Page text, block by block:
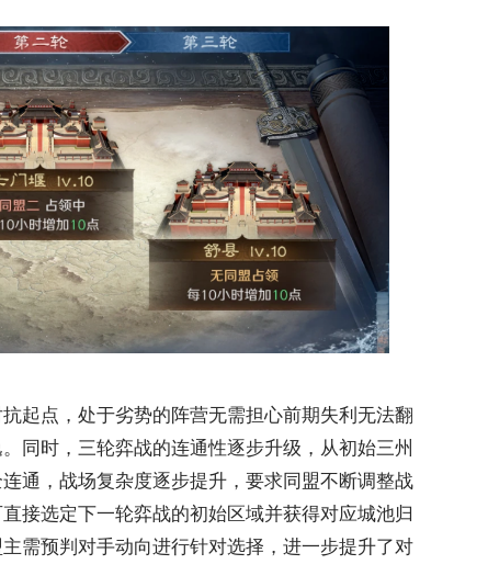
起点，处于劣势的阵营无需担心前期失利无法翻
同时，三轮弈战的连通性逐步升级，从初始三州
通，战场复杂度逐步提升，要求同盟不断调整战
接选定下一轮弈战的初始区域并获得对应城池归
需预判对手动向进行针对选择，进一步提升了对